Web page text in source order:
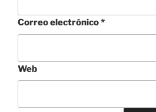
Correo electrónico*
Web